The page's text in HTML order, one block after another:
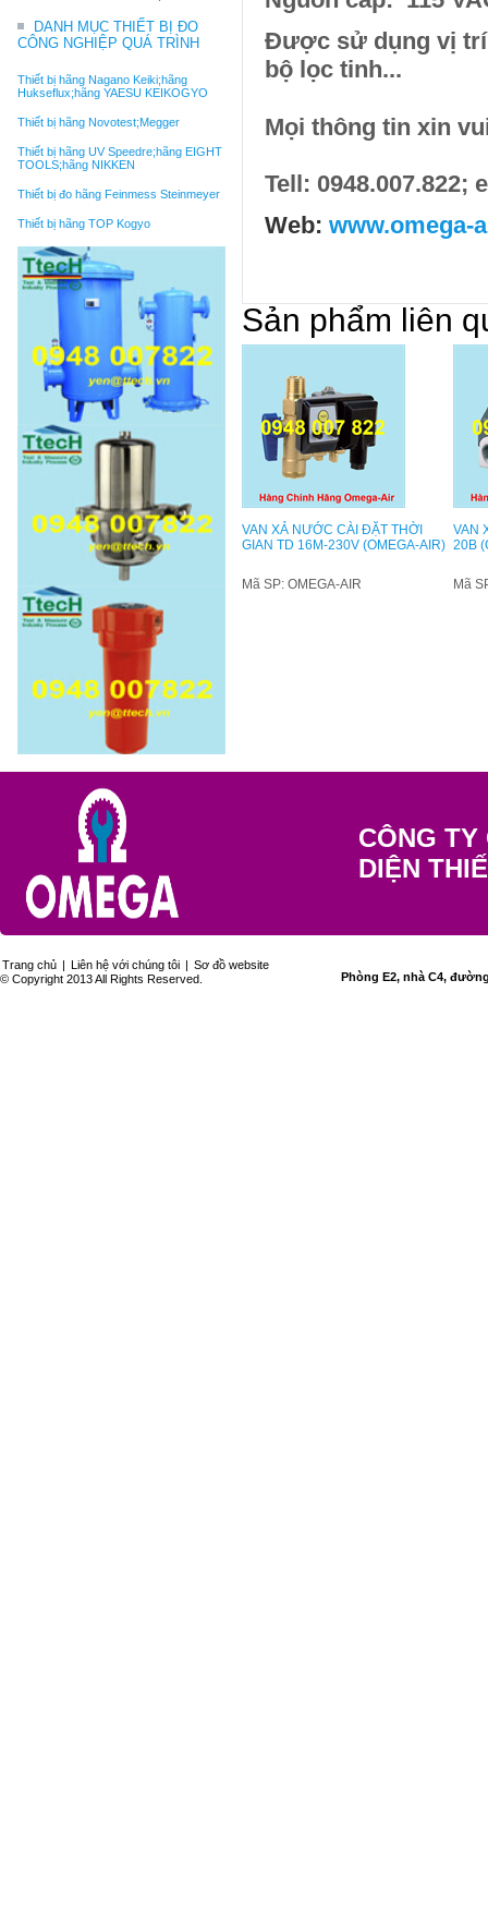
DANH MỤC THIẾT BỊ ĐO
CÔNG NGHIỆP QUÁ TRÌNH
Thiết bị hãng Nagano Keiki;hãng
Hukseflux;hãng YAESU KEIKOGYO
Thiết bị hãng Novotest;Megger
Thiết bị hãng UV Speedre;hãng EIGHT
TOOLS;hãng NIKKEN
Thiết bị đo hãng Feinmess Steinmeyer
Thiết bị hãng TOP Kogyo
Được sử dụng vị
bộ lọc tinh...
Mọi thông tin xin
Tell: 0948.007.822;
Web: www.omega-
Sản phẩm liên
VAN XẢ NƯỚC CÀI ĐẶT THỜI
GIAN TD 16M-230V (OMEGA-AIR)
Mã SP: OMEGA-AIR
VAN
20B
Mã
CÔNG
DIỆN
Trang chủ | Liên hệ với chúng tôi | Sơ đồ website
© Copyright 2013 All Rights Reserved.
Phòng E2, nhà C4,